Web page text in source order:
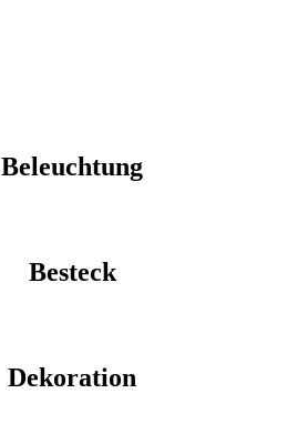
Beleuchtung
Besteck
Dekoration